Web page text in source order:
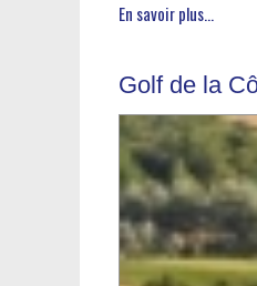
En savoir plus...
Golf de la